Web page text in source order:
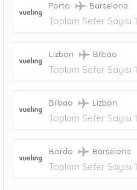
Porto Barselona
Toplam Sefer Sayısı 1
Lizbon Bilbao
Toplam Sefer Sayısı 1
Bilbao Lizbon
Toplam Sefer Sayısı 1
Bordo Barselona
Toplam Sefer Sayısı 1